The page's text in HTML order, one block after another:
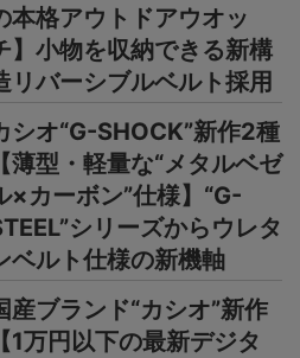
本格アウトドアウオッ
】小物を収納できる新構
リバーシブルベルト採用
シオ“G-SHOCK”新作2種
【薄型・軽量な“メタルベゼ
×カーボン”仕様】“G-
シリーズからウレタ
ベルト仕様の新機軸
産ブランド“カシオ”新作
【1万円以下の最新デジタ